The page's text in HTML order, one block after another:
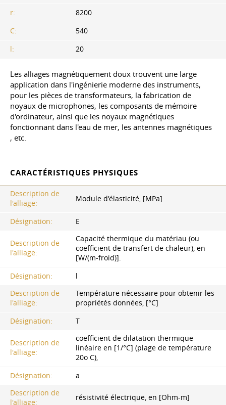
r:
8200
C:
540
l:
20
Les alliages magnétiquement doux trouvent une large
application dans l'ingénierie moderne des instruments,
pour les pièces de transformateurs, la fabrication de
noyaux de microphones, les composants de mémoire
d'ordinateur, ainsi que les noyaux magnétiques
fonctionnant dans l'eau de mer, les antennes magnétiques
, etc.
CARACTÉRISTIQUES PHYSIQUES
Description de
l'alliage:
Module d'élasticité, [MPa]
Désignation: E
Description de
l'alliage:
Capacité thermique du matériau (ou
coefficient de transfert de chaleur), en
[W/(m-froid)].
Désignation:
l
Description de
l'alliage:
Température nécessaire pour obtenir les
propriétés données, [°C]
Désignation:
T
Description de
l'alliage:
coefficient de dilatation thermique
linéaire en [1/°C] (plage de température
20o C),
Désignation:
a
Description de
l'alliage:
résistivité électrique, en [Ohm-m]